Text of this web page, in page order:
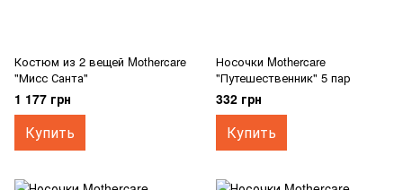
Костюм из 2 вещей Mothercare
"Мисс Санта"
1 177 грн
Купить
Носочки Mothercare
"Путешественник" 5 пар
332 грн
Купить